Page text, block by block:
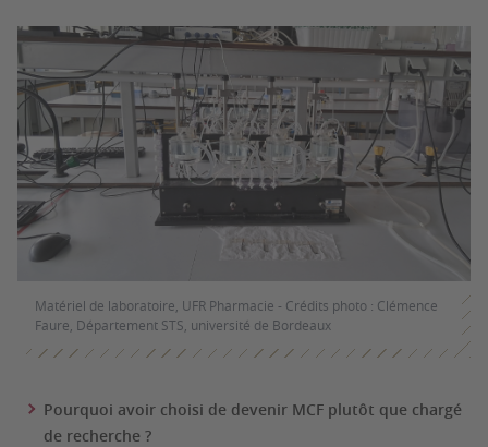
Matériel de laboratoire, UFR Pharmacie - Crédits photo : Clémence
Faure, Département STS, université de Bordeaux
Pourquoi avoir choisi de devenir MCF plutôt que chargé
de recherche ?